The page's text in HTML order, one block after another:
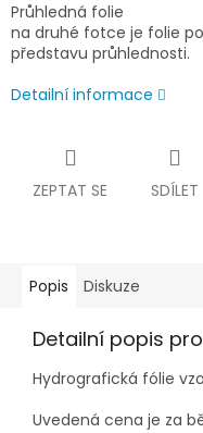
Průhledná folie
na druhé fotce je folie
představu průhlednosti.
Detailní informace
ZEPTAT SE SDÍLET
Popis Diskuze
Detailní popis
Hydrografická fólie
Uvedená cena je za